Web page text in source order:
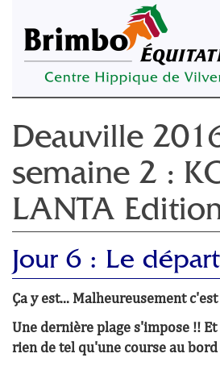
Deauville
semaine 2 :
LANTA
Jour 6 : Le
Ça y est... Malheureusement
Une dernière plage s'impose !!
rien de tel qu'une course au